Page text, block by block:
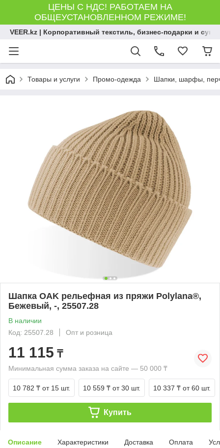
ЦЕНЫ С НДС! РАБОТАЕМ НА
ОБЩЕУСТАНОВЛЕННОМ РЕЖИМЕ!
VEER.kz | Корпоративный текстиль, бизнес-подарки и
Товары и услуги Промо-одежда Шапки, шарфы,
Шапка OAK рельефная из пряжи Polylana®,
Бежевый, -, 25507.28
В наличии
Код: 25507.28
Опт и розница
11 115 ₸
Минимальная сумма заказа на сайте — 50 000 ₸
10 782 ₸ от 15 шт. 10 559 ₸ от 30 шт. 10 337 ₸ от 60 шт.
Купить
Описание Характеристики Доставка Оплата